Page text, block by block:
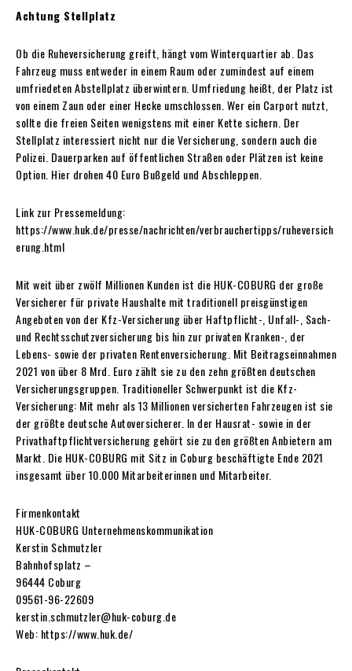
Achtung Stellplatz
Ob die Ruheversicherung greift, hängt vom Winterquartier ab. Das
Fahrzeug muss entweder in einem Raum oder zumindest auf einem
umfriedeten Abstellplatz überwintern. Umfriedung heißt, der Platz ist
von einem Zaun oder einer Hecke umschlossen. Wer ein Carport nutzt,
sollte die freien Seiten wenigstens mit einer Kette sichern. Der
Stellplatz interessiert nicht nur die Versicherung, sondern auch die
Polizei. Dauerparken auf öffentlichen Straßen oder Plätzen ist keine
Option. Hier drohen 40 Euro Bußgeld und Abschleppen.
Link zur Pressemeldung:
https://www.huk.de/presse/nachrichten/verbrauchertipps/ruheversich
erung.html
Mit weit über zwölf Millionen Kunden ist die HUK-COBURG der große
Versicherer für private Haushalte mit traditionell preisgünstigen
Angeboten von der Kfz-Versicherung über Haftpflicht-, Unfall-, Sach-
und Rechtsschutzversicherung bis hin zur privaten Kranken-, der
Lebens- sowie der privaten Rentenversicherung. Mit Beitragseinnahmen
2021 von über 8 Mrd. Euro zählt sie zu den zehn größten deutschen
Versicherungsgruppen. Traditioneller Schwerpunkt ist die Kfz-
Versicherung: Mit mehr als 13 Millionen versicherten Fahrzeugen ist sie
der größte deutsche Autoversicherer. In der Hausrat- sowie in der
Privathaftpflichtversicherung gehört sie zu den größten Anbietern am
Markt. Die HUK-COBURG mit Sitz in Coburg beschäftigte Ende 2021
insgesamt über 10.000 Mitarbeiterinnen und Mitarbeiter.
Firmenkontakt
HUK-COBURG Unternehmenskommunikation
Kerstin Schmutzler
Bahnhofsplatz –
96444 Coburg
09561-96-22609
kerstin.schmutzler@huk-coburg.de
Web: https://www.huk.de/